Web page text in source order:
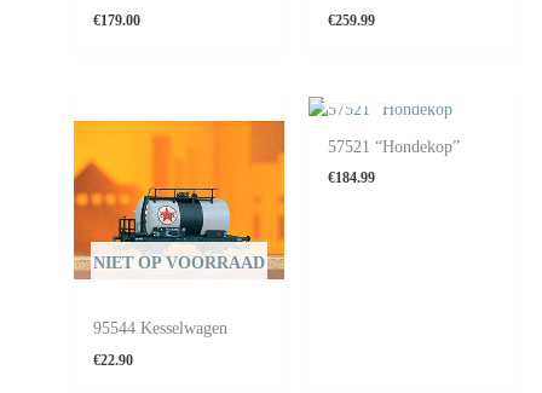
€179.00 €259.99
NIET OP VOORRAAD
95544 Kesselwagen
€22.90
57521 “Hondekop”
€184.99